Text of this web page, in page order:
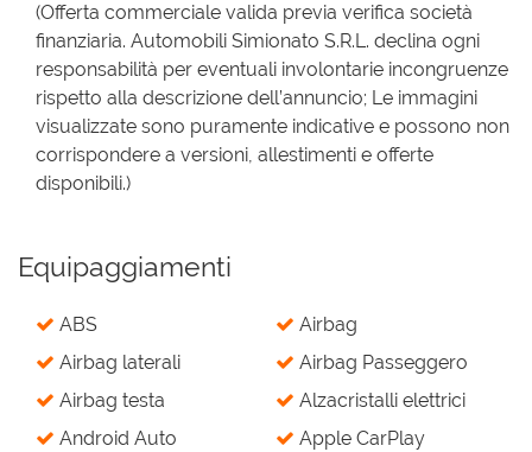
(Offerta commerciale valida previa verifica società
finanziaria. Automobili Simionato S.R.L. declina ogni
responsabilità per eventuali involontarie incongruenze
rispetto alla descrizione dell’annuncio; Le immagini
visualizzate sono puramente indicative e possono non
corrispondere a versioni, allestimenti e offerte
disponibili.)
Equipaggiamenti
ABS
Airbag
Airbag laterali
Airbag Passeggero
Airbag testa
Alzacristalli elettrici
Android Auto
Apple CarPlay